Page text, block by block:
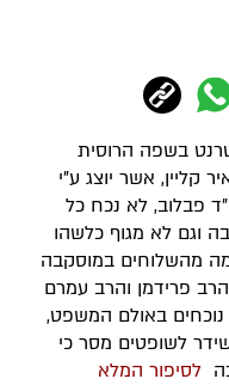
בשפה הרוסית
קליין, אשר יוצג ע"י
פבלוב, לא נכח כל
וגם לא מגוף כלשהו
מהשלוחים במוסקבה
פרידמן והרב עמרם
נוכחים באולם המשפט,
לשופטים מסר כי
לסיפור המלא